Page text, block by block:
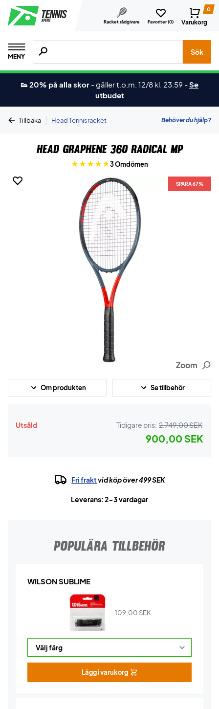
Racket rådgivare Favoriter (0)
0
Varukorg
MENY
Sök efter produkter, märken osv.
Sök
👟 20% på alla skor -gäller t.o.m. 12/8 kl. 23:59 -Se
utbudet
Tillbaka | Head Tennisracket Behöver du hjälp?
Head Graphene 360 Radical MP
3 Omdömen
SPARA 67%
Zoom
Om produkten Se tillbehör
Utsåld Tidigare pris: 2.749,00 SEK
900,00 SEK
Fri fraktvid köp över 499 SEK
Leverans: 2-3 vardagar
POPULÄRA TILLBEHÖR
WILSON SUBLIME
109,00 SEK
Lägg i varukorg